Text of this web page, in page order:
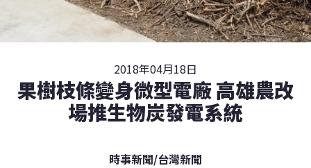
2018年04月18日
果樹枝條變身微型電廠 高雄農改
場推生物炭發電系統
時事新聞/台灣新聞